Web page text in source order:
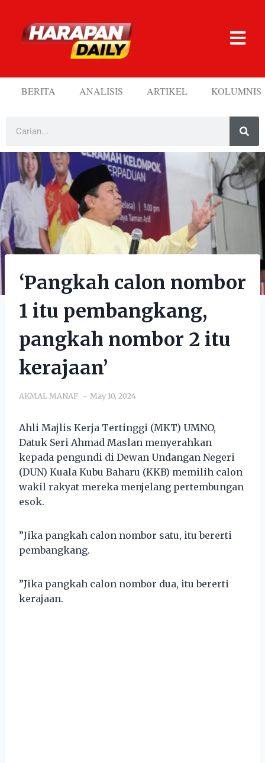
BERITA ANALISIS ARTIKEL KOLUMNIS
‘Pangkah calon nombor
1 itu pembangkang,
pangkah nombor 2 itu
kerajaan’
AKMAL MANAF May 10, 2024
Ahli Majlis Kerja Tertinggi (MKT) UMNO,
Datuk Seri Ahmad Maslan menyerahkan
kepada pengundi di Dewan Undangan Negeri
(DUN) Kuala Kubu Baharu (KKB) memilih calon
wakil rakyat mereka menjelang pertembungan
esok.
”Jika pangkah calon nombor satu, itu bererti
pembangkang.
”Jika pangkah calon nombor dua, itu bererti
kerajaan.